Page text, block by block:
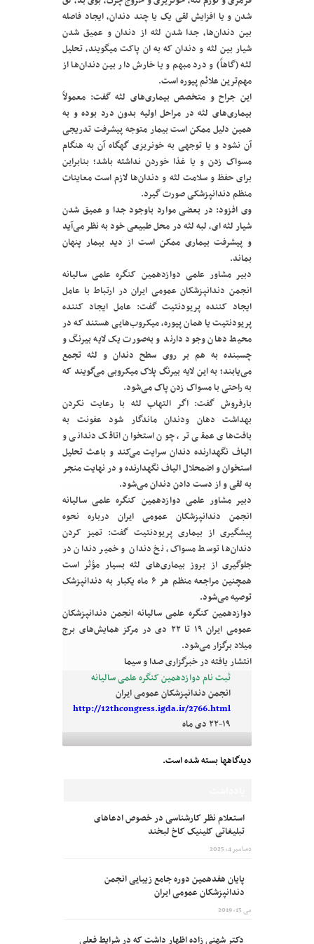
شدن و یا افزایش لقی یک یا چند دندان، ایجاد فاصله
بین دندان‌ها، جدا شدن لثه از دندان و عمیق شدن
شیار بین لثه و دندان که به ان پاکت میگویند، تحلیل
لثه (گاهاً) و درد مبهم و یا خارش دار بین دندان‌ها از
مهم‌ترین علائم پیوره است.
این جراح و متخصص بیماری‌های لثه گفت: معمولاً
بیماری‌های لثه در مراحل اولیه بدون درد بوده و به
همین دلیل ممکن است بیمار متوجه پیشرفت تدریجی
آن نشود و یا توجهی به خونریزی گهگاه آن به هنگام
مسواک زدن و یا غذا خوردن نداشته باشد؛ بنابراین
برای حفظ و سلامت لثه و دندان‌ها لازم است معاینات
منظم دندانپزشکی صورت گیرد.
وی افزود: در بعضی موارد باوجود جدا و عمیق شدن
شیار لثه ای، لبه لثه در محل طبیعی خود به نظر می‌آید
و پیشرفت بیماری ممکن است از دید بیمار پنهان
بماند.
دبیر مشاور علمی دوازدهمین کنگره علمی سالیانه
انجمن دندانپزشکان عمومی ایران در ارتباط با عامل
ایجاد کننده پریودنتیت گفت: عامل ایجاد کننده
پریودنتیت یا همان پیوره، میکروب‌هایی هستند که در
محیط دهان وجود دارند و به‌صورت یک لایه بیرنگ و
چسبنده به هم بر روی سطح دندان و لثه تجمع
می‌یابند؛ به این لایه بیرنگ پلاک میکروبی می‌گویند که
به راحتی با مسواک زدن پاک می‌شود.
بارفروش گفت: اگر التهاب لثه با رعایت نکردن
بهداشت دهان ودندان ماندگار شود عفونت به
بافت‌های عمقی تر، چون استخوان اتاقک دندانی و
الیاف نگهدارنده دندان سرایت می‌کند و باعث تحلیل
استخوان و اضمحلال الیاف نگهدارنده و در نهایت منجر
به لقی و از دست دادن دندان می‌شود.
دبیر مشاور علمی دوازدهمین کنگره علمی سالیانه
انجمن دندانپزشکان عمومی ایران درباره نحوه
پیشگیری از بیماری پریودنتیت گفت: تمیز کردن
دندان‌ها توسط مسواک، نخ دندان و خمیر دندان در
جلوگیری از بروز بیماری‌های لثه بسیار مؤثر است
همچنین مراجعه منظم هر ۶ ماه یکبار به دندانپزشک
توصیه می‌شود.
دوازدهمین کنگره علمی سالیانه انجمن دندانپزشکان
عمومی ایران ۱۹ تا ۲۲ دی در مرکز همایش‌های برج
میلاد برگزار می‌شود.
انتشار یافته در خبرگزاریصدا و سیما
ثبت نام دوازدهمین کنگره علمی سالیانه
انجمن دندانپزشکان عمومی ایران
http://12thcongress.igda.ir/2766.html
۲۲-۱۹ دی ماه
دیدگاهها بسته شده است.
استعلام نظر کارشناسی در خصوص ادعاهای
تبلیغاتی کلینیک کاخ لبخند
دسامبر 4, 2025
پایان هفدهمین دوره جامع زیبایی انجمن
دندانپزشکان عمومی ایران
می 15, 2019
دکتر شهنی زاده اظهار داشت که در شرایط فعلی